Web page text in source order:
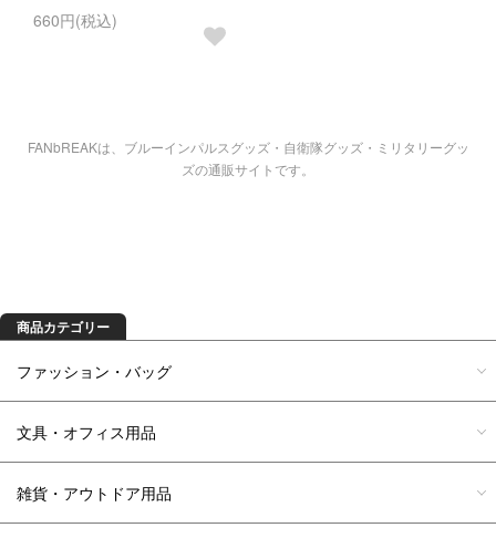
660円(税込)
FANbREAKは、ブルーインパルスグッズ・自衛隊グッズ・ミリタリーグッ
ズの通販サイトです。
商品カテゴリー
ファッション・バッグ
文具・オフィス用品
雑貨・アウトドア用品